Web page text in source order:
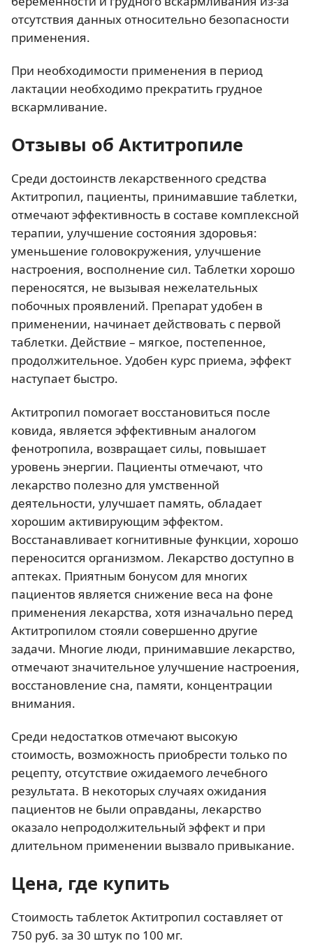
отсутствия данных относительно безопасности
применения.
При необходимости применения в период
лактации необходимо прекратить грудное
вскармливание.
Отзывы об Актитропиле
Среди достоинств лекарственного средства
Актитропил, пациенты, принимавшие таблетки,
отмечают эффективность в составе комплексной
терапии, улучшение состояния здоровья:
уменьшение головокружения, улучшение
настроения, восполнение сил. Таблетки хорошо
переносятся, не вызывая нежелательных
побочных проявлений. Препарат удобен в
применении, начинает действовать с первой
таблетки. Действие – мягкое, постепенное,
продолжительное. Удобен курс приема, эффект
наступает быстро.
Актитропил помогает восстановиться после
ковида, является эффективным аналогом
фенотропила, возвращает силы, повышает
уровень энергии. Пациенты отмечают, что
лекарство полезно для умственной
деятельности, улучшает память, обладает
хорошим активирующим эффектом.
Восстанавливает когнитивные функции, хорошо
переносится организмом. Лекарство доступно в
аптеках. Приятным бонусом для многих
пациентов является снижение веса на фоне
применения лекарства, хотя изначально перед
Актитропилом стояли совершенно другие
задачи. Многие люди, принимавшие лекарство,
отмечают значительное улучшение настроения,
восстановление сна, памяти, концентрации
внимания.
Среди недостатков отмечают высокую
стоимость, возможность приобрести только по
рецепту, отсутствие ожидаемого лечебного
результата. В некоторых случаях ожидания
пациентов не были оправданы, лекарство
оказало непродолжительный эффект и при
длительном применении вызвало привыкание.
Цена, где купить
Стоимость таблеток Актитропил составляет от
750 руб. за 30 штук по 100 мг.